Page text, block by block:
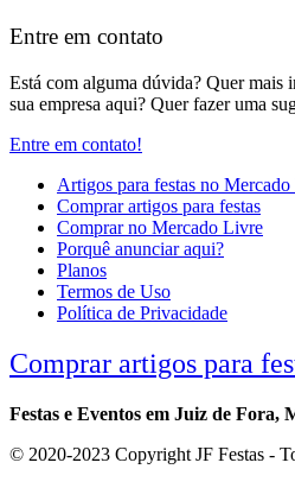
Entre em contato
Está com alguma dúvida? Quer mais
sua empresa aqui? Quer fazer uma
Entre em contato!
Artigos para festas no
Comprar artigos para festas
Comprar no Mercado Livre
Porquê anunciar aqui?
Planos
Termos de Uso
Política de Privacidade
Comprar artigos para
Festas e Eventos em Juiz de Fora,
© 2020-2023 Copyright JF Festas -